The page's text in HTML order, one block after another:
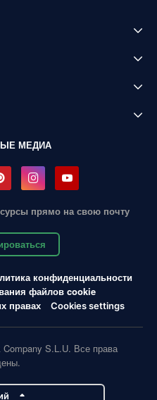
МЕДИА
прямо на свою почту
конфиденциальности
файлов cookie
правах
Cookies settings
S.L.U. Все права